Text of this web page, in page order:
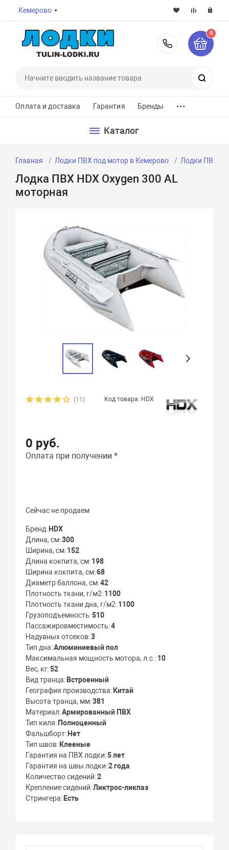
Кемерово
8-800-
0
Оплата и доставка Гарантия Бренды ...
Каталог
Главная Лодки ПВХ под мотор в Кемерово Лодки ПВХ
Лодка ПВХ HDX Oxygen 300 AL
моторная
(11) Код товара: HDX
0 руб.
Оплата при получении *
Сейчас не продаем
Бренд HDX
Длина, см 300
Ширина, см 152
Длина кокпита, см 198
Ширина кокпита, см 68
Диаметр баллона, см 42
Плотность ткани, г/м2 1100
Плотность ткани дна, г/м2 1100
Грузоподъемность 510
Пассажировместимость 4
Надувных отсеков 3
Тип дна Алюминиевый пол
Максимальная мощность мотора, л.с. 10
Вес, кг 52
Вид транца Встроенный
География производства Китай
Высота транца, мм 381
Материал Армированный ПВХ
Тип киля Полноценный
Фальшборт Нет
Тип швов Клееные
Гарантия на ПВХ лодки 5 лет
Гарантия на швы лодки 2 года
Количество сидений 2
Крепление сидений Ликтрос-ликпаз
Стрингера Есть